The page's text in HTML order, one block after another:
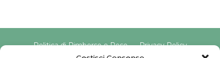
Politica di Rimborso e Reso
Privacy Policy
Cookie Policy